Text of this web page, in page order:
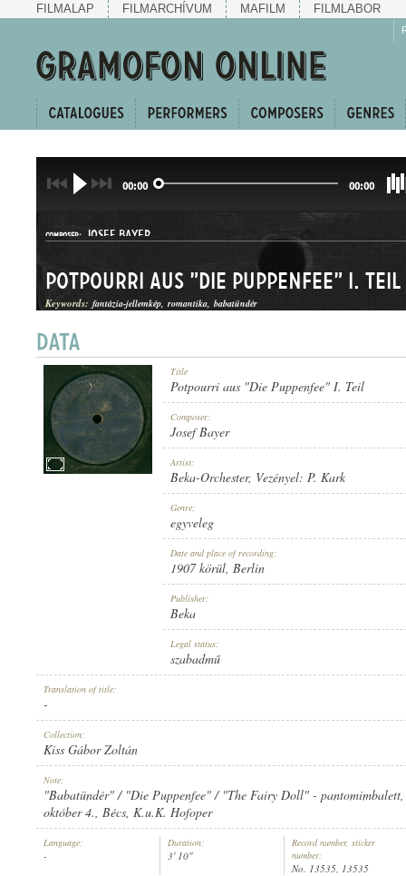
FILMALAP FILMARCHÍVUM MAFILM FILMLABOR
00:00 00:00
COMPOSER: JOSEF BAYER
EGYVELEG
RECORD NUMBER:
Potpourri aus "Die Puppenfee" I. Teil
Keywords: fantázia-jellemkép romantika babatündér
Title
Potpourri aus "Die Puppenfee" I. Teil
Composer:
Josef Bayer
Artist:
Beka-Orchester, Vezényel: P. Kark
Genre:
egyveleg
Date and place of recording:
1907 körül, Berlin
Publisher:
Beka
Legal status:
szabadmű
Translation of title:
-
Collection:
Kiss Gábor Zoltán
Note:
"Babatündér" / "Die Puppenfee" / "The Fairy Doll" -
október 4., Bécs, K.u.K. Hofoper
Language:
-
Duration:
3' 10"
Record number, sticker
number:
No. 13535, 13535